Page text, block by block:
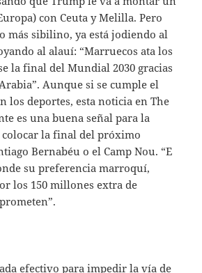
con Ceuta y Melilla. Pero
más sibilino, ya está jodiendo al
al alauí: “Marruecos ata los
la final del Mundial 2030 gracias
Aunque si se cumple el
los deportes, esta noticia en The
es una buena señal para la
colocar la final del próximo
Bernabéu o el Camp Nou. “E
su preferencia marroquí,
los 150 millones extra de
efectivo para impedir la vía de